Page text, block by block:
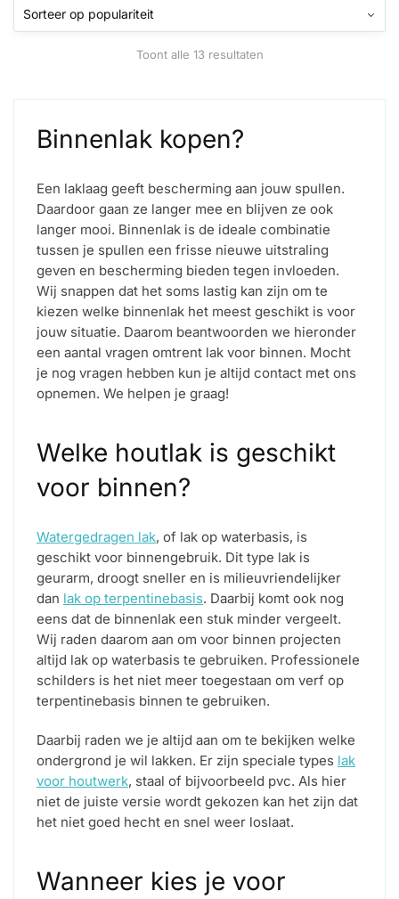
optie
productpagina
Toont alle 13 resultatenGesorteerd
Binnenlak kopen?
Een laklaag geeft bescherming aan jouw spullen.
Daardoor gaan ze langer mee en blijven ze ook
langer mooi. Binnenlak is de ideale combinatie
tussen je spullen een frisse nieuwe uitstraling
geven en bescherming bieden tegen invloeden.
Wij snappen dat het soms lastig kan zijn om te
kiezen welke binnenlak het meest geschikt is voor
jouw situatie. Daarom beantwoorden we hieronder
een aantal vragen omtrent lak voor binnen. Mocht
je nog vragen hebben kun je altijd contact met ons
opnemen. We helpen je graag!
Welke houtlak is geschikt
voor binnen?
Watergedragen lak, of lak op waterbasis, is
geschikt voor binnengebruik. Dit type lak is
geurarm, droogt sneller en is milieuvriendelijker
dan lak op terpentinebasis. Daarbij komt ook nog
eens dat de binnenlak een stuk minder vergeelt.
Wij raden daarom aan om voor binnen projecten
altijd lak op waterbasis te gebruiken. Professionele
schilders is het niet meer toegestaan om verf op
terpentinebasis binnen te gebruiken.
Daarbij raden we je altijd aan om te bekijken welke
ondergrond je wil lakken. Er zijn speciale types lak
voor houtwerk, staal of bijvoorbeeld pvc. Als hier
niet de juiste versie wordt gekozen kan het zijn dat
het niet goed hecht en snel weer loslaat.
Wanneer kies je voor